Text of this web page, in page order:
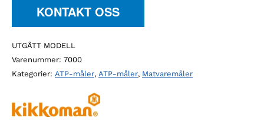
KONTAKT OSS
UTGÅTT MODELL
Varenummer: 7000
Kategorier: ATP-måler, ATP-måler, Matvaremåler